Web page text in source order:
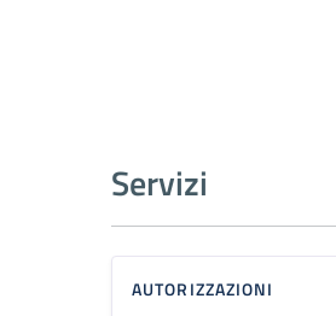
Servizi
AUTORIZZAZIONI